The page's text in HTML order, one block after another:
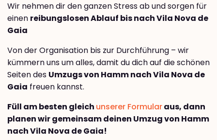
Wir nehmen dir den ganzen Stress ab und sorgen für
einen reibungslosen Ablauf bis nach Vila Nova de
Gaia
Von der Organisation bis zur Durchführung – wir
kümmern uns um alles, damit du dich auf die schönen
Seiten des Umzugs von Hamm nach Vila Nova de
Gaia freuen kannst.
Füll am besten gleich unserer Formularaus, dann
planen wir gemeinsam deinen Umzug von Hamm
nach Vila Nova de Gaia!